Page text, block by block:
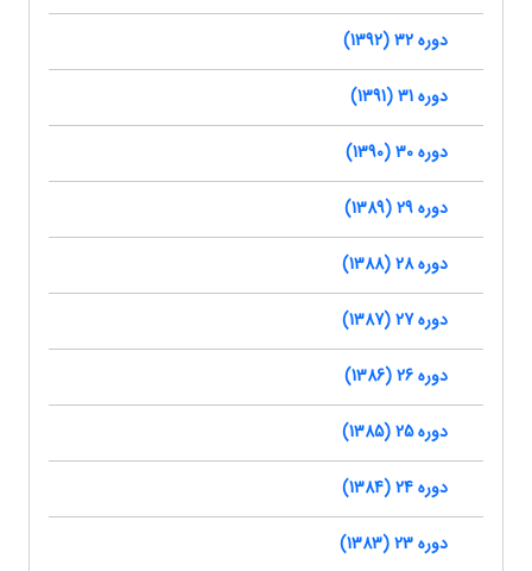
دوره 32 (1392)
دوره 31 (1391)
دوره 30 (1390)
دوره 29 (1389)
دوره 28 (1388)
دوره 27 (1387)
دوره 26 (1386)
دوره 25 (1385)
دوره 24 (1384)
دوره 23 (1383)